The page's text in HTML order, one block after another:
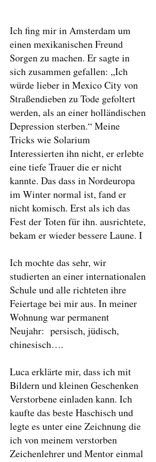
Ich fing mir in Amsterdam um
einen mexikanischen Freund
Sorgen zu machen. Er sagte in
sich zusammen gefallen: „Ich
würde lieber in Mexico City von
Straßendieben zu Tode gefoltert
werden, als an einer holländischen
Depression sterben.“ Meine
Tricks wie Solarium
Interessierten ihn nicht, er erlebte
eine tiefe Trauer die er nicht
kannte. Das dass in Nordeuropa
im Winter normal ist, fand er
nicht komisch. Erst als ich das
Fest der Toten für ihn. ausrichtete,
bekam er wieder bessere Laune. I
Ich mochte das sehr, wir
studierten an einer internationalen
Schule und alle richteten ihre
Feiertage bei mir aus. In meiner
Wohnung war permanent
Neujahr: persisch, jüdisch,
chinesisch….
Luca erklärte mir, dass ich mit
Bildern und kleinen Geschenken
Verstorbene einladen kann. Ich
kaufte das beste Haschisch und
legte es unter eine Zeichnung die
ich von meinem verstorben
Zeichenlehrer und Mentor einmal